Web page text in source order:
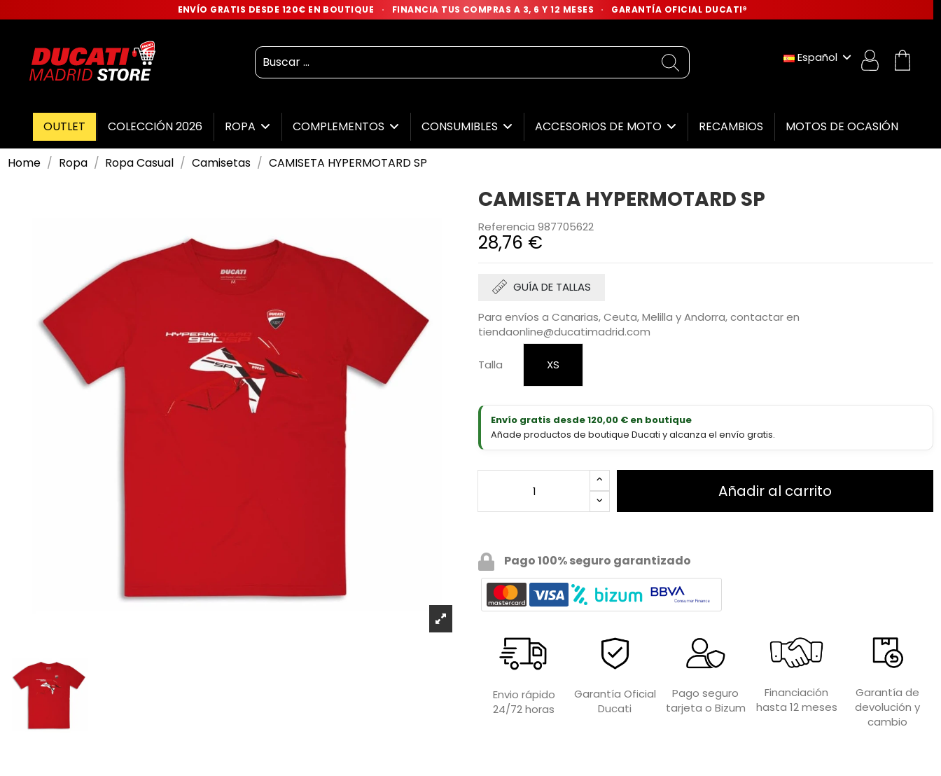
ENVÍO GRATIS DESDE 120€ EN BOUTIQUE · FINANCIA TUS COMPRAS A 3, 6 Y 12 MESES · GARANTÍA OFICIAL DUCATI®
Español
OUTLET COLECCIÓN 2026 ROPA COMPLEMENTOS CONSUMIBLES ACCESORIOS DE MOTO RECAMBIOS MOTOS DE OCASIÓN
Home Ropa Ropa Casual Camisetas CAMISETA HYPERMOTARD SP
CAMISETA HYPERMOTARD SP
Referencia 987705622
28,76 €
GUÍA DE TALLAS
Para envíos a Canarias, Ceuta, Melilla y Andorra, contactar en
tiendaonline@ducatimadrid.com
Talla XS
Envío gratis desde 120,00 € en boutique
Añade productos de boutique Ducati y alcanza el envío gratis.
Añadir al carrito
Pago 100% seguro garantizado
Envio rápido
24/72 horas
Garantía Oficial
Ducati
Pago seguro
tarjeta o Bizum
Financiación
hasta 12 meses
Garantía de
devolución y
cambio